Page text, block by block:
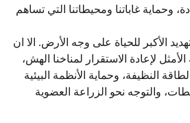
وحماية غاباتنا ومحيطاتنا التي تساهم
الأكبر للحياة على وجه الأرض. الا ان
لإعادة الاستقرار لمناخنا الهش،
النظيفة، وحماية الأنظمة البيئية
والتوجه نحو الزراعة العضوية